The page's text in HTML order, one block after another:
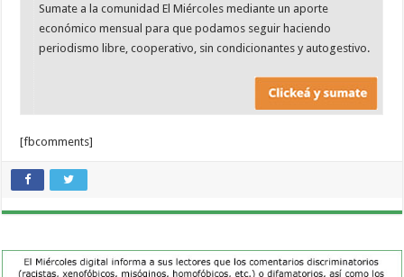
Sumate a la comunidad El Miércoles mediante un aporte
económico mensual para que podamos seguir haciendo
periodismo libre, cooperativo, sin condicionantes y autogestivo.
[fbcomments]